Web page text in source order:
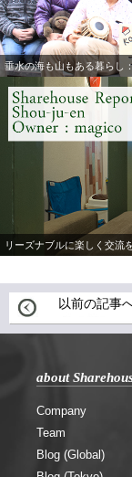
垂水の海も山もある暮らし
リーズナブルに楽しく交流
以前の記事
about
Company
Team
Blog (Global)